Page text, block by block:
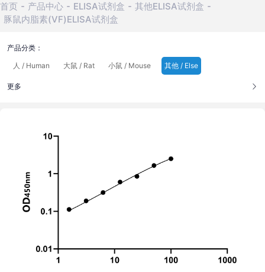
首页 产品中心 ELISA试剂盒
其他ELISA试剂盒
豚鼠内脂素(VF)ELISA试剂盒
产品分类：
人 / Human
大鼠 / Rat 小鼠 / Mouse 其他 / Else
更多